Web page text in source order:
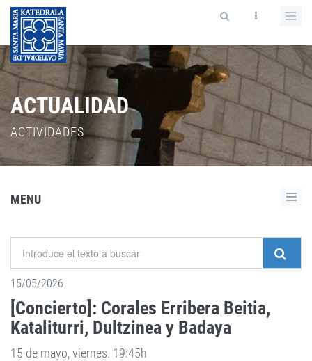
ACTUALIDAD
ACTIVIDADES
MENU
15/05/2026
[Concierto]: Corales Erribera Beitia,
Kataliturri, Dultzinea y Badaya
15 de mayo, viernes. 19:45h